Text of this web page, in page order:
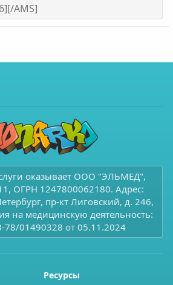
оказывает ООО "ЭЛЬМЕД",
ОГРН 1247800062180. Адрес:
пр-кт Лиговский, д. 246,
на медицинскую деятельность:
78/01490328 от 05.11.2024
Ресурсы